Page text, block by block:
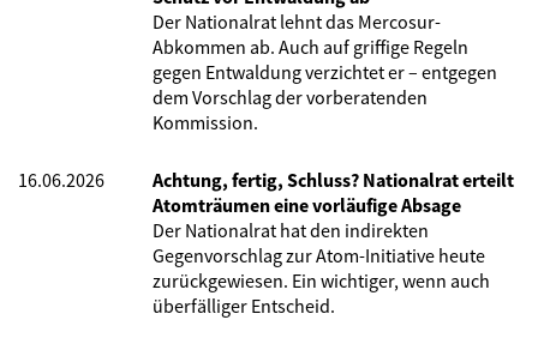
Der Nationalrat lehnt das Mercosur-
Abkommen ab. Auch auf griffige Regeln
gegen Entwaldung verzichtet er – entgegen
dem Vorschlag der vorberatenden
Kommission.
16.06.2026
Achtung, fertig, Schluss? Nationalrat erteilt
Atomträumen eine vorläufige Absage
Der Nationalrat hat den indirekten
Gegenvorschlag zur Atom-Initiative heute
zurückgewiesen. Ein wichtiger, wenn auch
überfälliger Entscheid.